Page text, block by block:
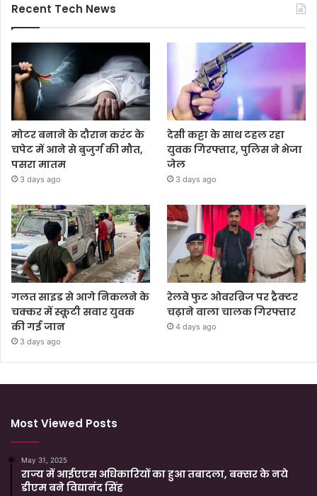
Recent Tech News
मोटर बनाने के दौरान करंट के
चपेट में आने से बुजुर्ग की मौत,
पसरा मातम
3 days ago
देसी कट्टा के साथ टहल रहा
युवक गिरफ्तार, पुलिस ने भेजा
जेल
3 days ago
गलत साइड से आगे निकलने के
चक्कर में स्कूटी सवार युवक
की गई जान
3 days ago
रेलवे फुट ओवरब्रिज पर ट्रैक्टर
चढ़ाने वाला चालक गिरफ्तार
4 days ago
Most Viewed Posts
May 31, 2025
राज्य में आईएएस अधिकारियों का हुआ तबादला, बक्सर के नये
डीएम बने विद्यानंद सिंह